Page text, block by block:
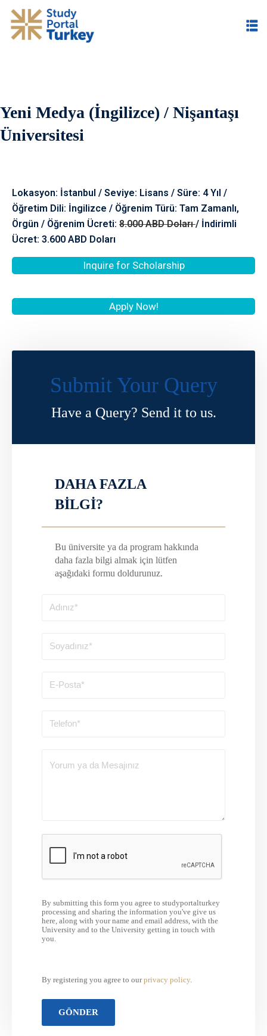
Yeni Medya (İngilizce) / Nişantaşı
Üniversitesi
Lokasyon: İstanbul / Seviye: Lisans / Süre: 4 Yıl /
Öğretim Dili: İngilizce / Öğrenim Türü: Tam Zamanlı,
Örgün / Öğrenim Ücreti: 8.000 ABD Doları/ İndirimli
Ücret: 3.600 ABD Doları
Inquire for Scholarship
Apply Now!
Submit Your Query
Have a Query? Send it to us.
DAHA FAZLA
BİLGİ?
Bu üniversite ya da program hakkında
daha fazla bilgi almak için lütfen
aşağıdaki formu doldurunuz.
By submitting this form you agree to studyportalturkey
processing and sharing the information you've give us
here, along with your name and email address, with the
University and to the University getting in touch with
you.
By registering you agree to ourprivacy policy.